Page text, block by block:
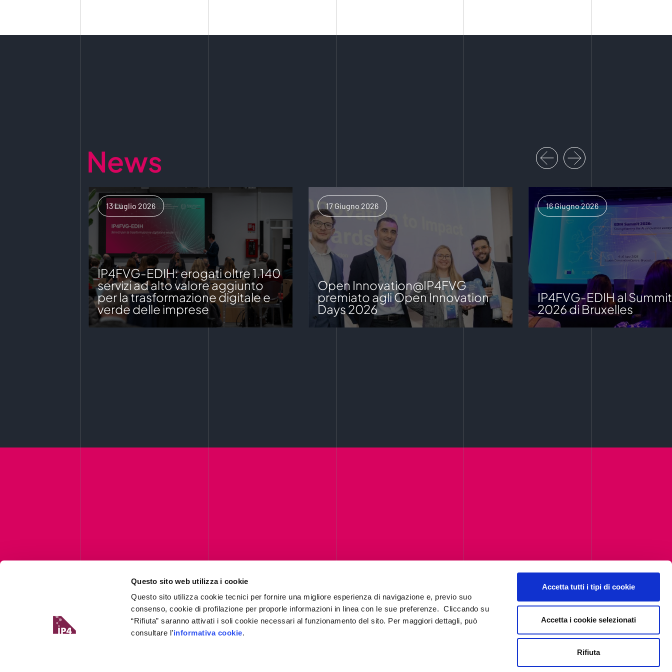
Questo sito web utilizza i cookie
Questo sito utilizza cookie tecnici per fornire una migliore esperienza di navigazione e, previo suo
consenso, cookie di profilazione per proporle informazioni in linea con le sue preferenze. Cliccando su
“Rifiuta” saranno attivati i soli cookie necessari al funzionamento del sito. Per maggiori dettagli, può
consultare l’informativa cookie.
Accetta tutti i tipi di cookie
Accetta i cookie selezionati
Rifiuta
News
13 Luglio 2026
IP4FVG-EDIH: erogati oltre 1.140
servizi ad alto valore aggiunto
per la trasformazione digitale e
verde delle imprese
17 Giugno 2026
Open Innovation@IP4FVG
premiato agli Open Innovation
Days 2026
16 Giugno 2026
IP4FVG-EDIH al
2026 di Bruxelles
Compila il form per richiedere informazioni,
ti contatteremo al più presto.